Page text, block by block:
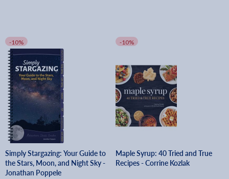
-10%
Simply Stargazing: Your Guide to
the Stars, Moon, and Night Sky -
Jonathan Poppele
-10%
Maple Syrup: 40 Tried and True
Recipes - Corrine Kozlak